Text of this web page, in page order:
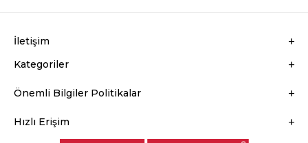
İletişim
Kategoriler
Önemli Bilgiler Politikalar
Hızlı Erişim